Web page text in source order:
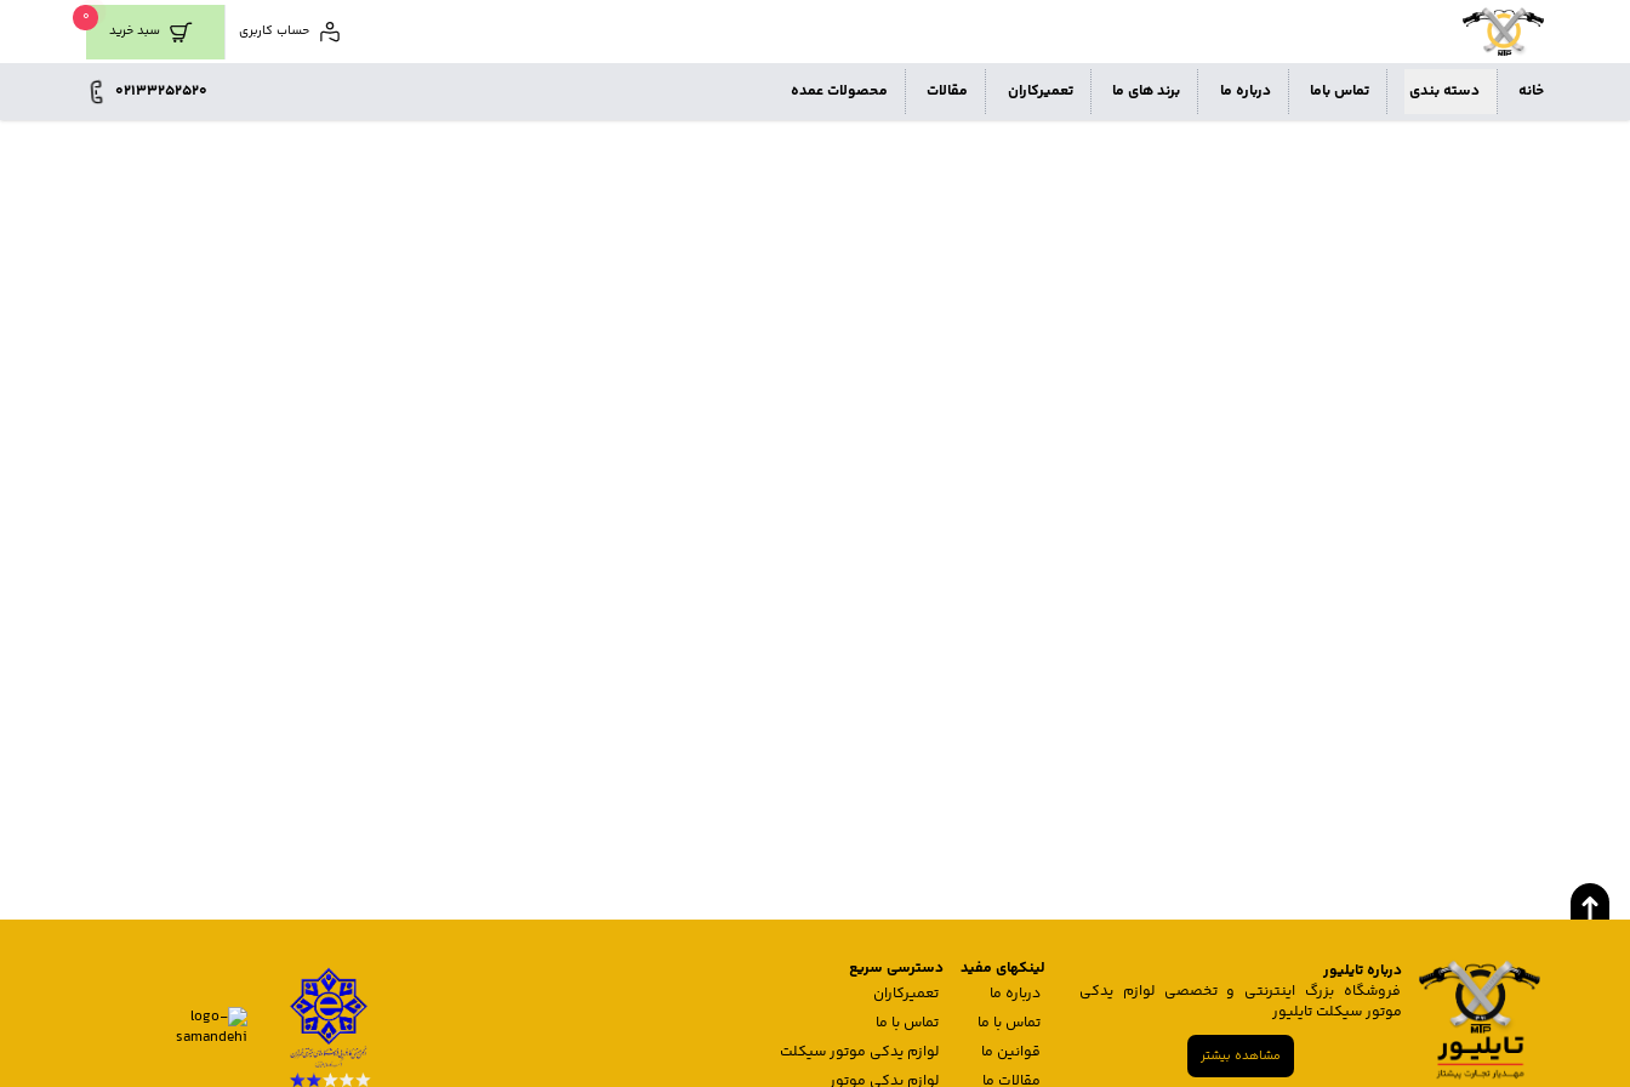
سبد خرید
0
حساب کاربری
خانه دسته بندی تماس باما درباره ما برند های ما تعمیرکاران مقالات محصولات عمده 02133252520
درباره تایلیور
فروشگاه بزرگ اینترنتی و تخصصی لوازم یدکی
موتور سیکلت تایلیور
مشاهده بیشتر
لینکهای مفید
درباره ما
تماس با ما
قوانین ما
مقالات ما
دسترسی سریع
تعمیرکاران
تماس با ما
لوازم یدکی موتور سیکلت
لوازم یدکی موتور